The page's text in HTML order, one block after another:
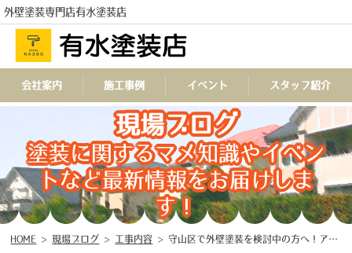
外壁塗装専門店有水塗装店
TEL
会社案内 施工事例 イベント スタッフ紹介
現場ブログ
塗装に関するマメ知識やイベン
トなど最新情報をお届けしま
す！
HOME >現場ブログ > 工事内容 >守山区で外壁塗装を検討中の方へ！アフターサービスって何してくれるの？